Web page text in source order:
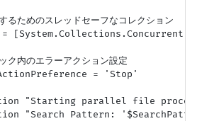
ためのスレッドセーフなコレクション
内のエラーアクション設定
= 'Stop'
"Starting parallel file
"Search Pattern: